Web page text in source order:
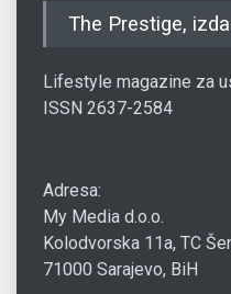
The Prestige,
Lifestyle magazine za
ISSN 2637-2584
Adresa:
My Media d.o.o.
Kolodvorska 11a, TC
71000 Sarajevo, BiH